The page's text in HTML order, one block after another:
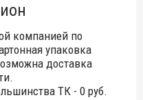
компанией по
упаковка
доставка
ТК - 0 руб.